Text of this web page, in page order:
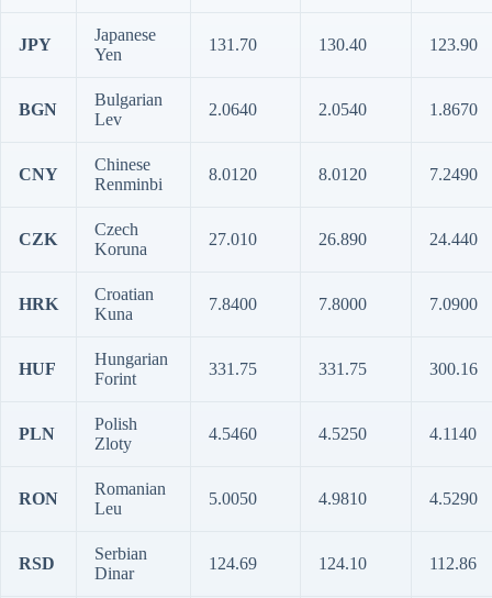
JPY
Japanese
Yen
131.70 130.40 123.90
BGN
Bulgarian
Lev
2.0640 2.0540 1.8670
CNY
Chinese
Renminbi
8.0120 8.0120 7.2490
CZK
Czech
Koruna
27.010 26.890 24.440
HRK
Croatian
Kuna
7.8400 7.8000 7.0900
HUF
Hungarian
Forint
331.75 331.75 300.16
PLN
Polish
Zloty
4.5460 4.5250 4.1140
RON
Romanian
Leu
5.0050 4.9810 4.5290
RSD
Serbian
Dinar
124.69 124.10 112.86